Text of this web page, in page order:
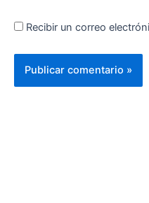
Recibir un correo